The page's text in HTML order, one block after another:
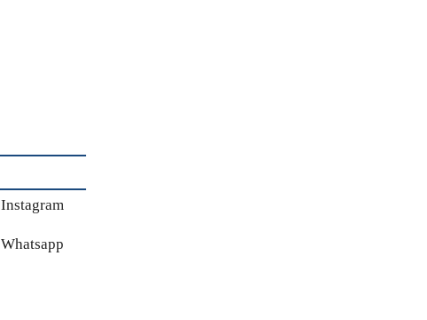
Instagram
Whatsapp